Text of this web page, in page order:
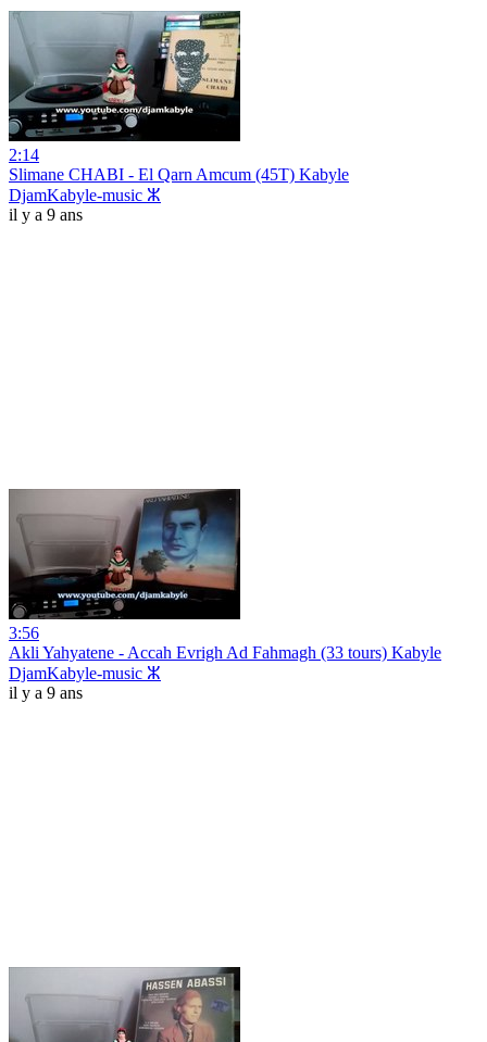
2:14
Slimane CHABI - El Qarn Amcum (45T) Kabyle
DjamKabyle-music ⵣ
il y a 9 ans
3:56
Akli Yahyatene - Accah Evrigh Ad Fahmagh (33 tours) Kabyle
DjamKabyle-music ⵣ
il y a 9 ans